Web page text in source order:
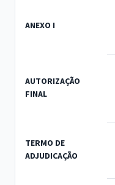
ANEXO I
AUTORIZAÇÃO
FINAL
TERMO DE
ADJUDICAÇÃO